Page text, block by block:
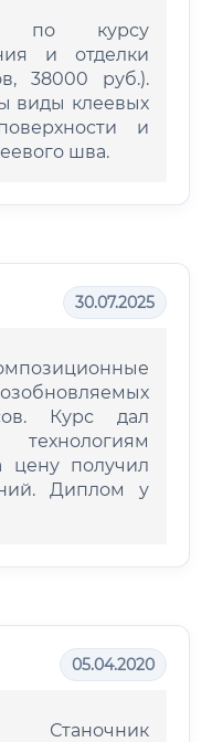
по курсу
и отделки
38000 руб.).
виды клеевых
и
шва.
30.07.2025
Курс дал
цену получил
Диплом у
05.04.2020